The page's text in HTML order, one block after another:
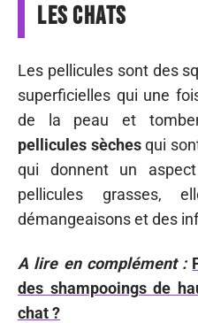
les chats
Les pellicules sont des
superficielles qui une
de la peau et
pellicules sèchesqui
qui donnent un
pellicules grasses,
démangeaisons et des
A lire en complément :
des shampooings de
chat ?